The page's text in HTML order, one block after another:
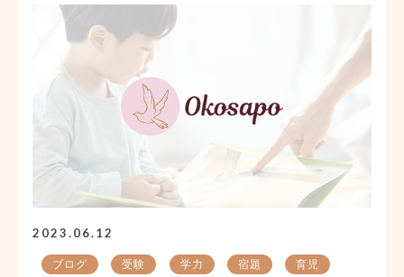
2023.06.12
ブログ 受験 学力 宿題 育児